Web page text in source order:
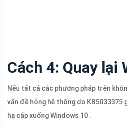
Cách 4: Quay lại
Nếu tất cả các phương pháp trên
vấn đề hỏng hệ thống do KB5033375
hạ cấp xuống Windows 10 .